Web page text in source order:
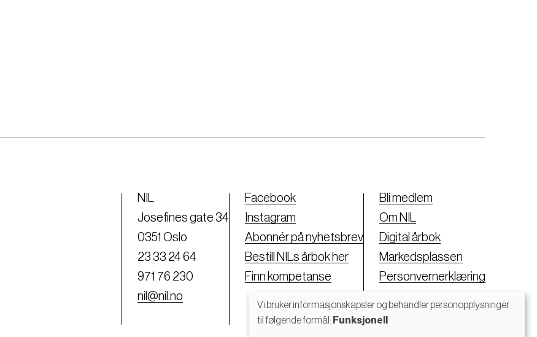
NIL
Josefines gate 34
0351 Oslo
23 33 24 64
971 76 230
nil@nil.no
Facebook
Instagram
Abonnér på nyhetsbrev
Bestill NILs årbok her
Finn kompetanse
Bli medlem
Om NIL
Digital årbok
Markedsplassen
Personvernerklæring
Vi bruker informasjonskapsler og behandler personopplysninger
til følgende formål: Funksjonell